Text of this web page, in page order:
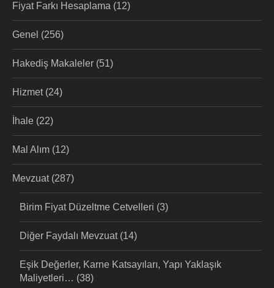
Fiyat Farkı Hesaplama (12)
Genel (256)
Hakediş Makaleler (51)
Hizmet(24)
İhale (22)
Mal Alım (12)
Mevzuat(287)
Birim Fiyat Düzeltme Cetvelleri (3)
Diğer Faydalı Mevzuat(14)
Eşik Değerler, Karne Katsayıları, Yapı Yaklaşık
Maliyetleri… (38)